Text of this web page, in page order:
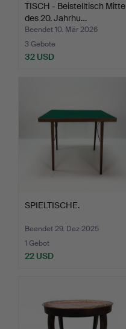
TISCH - Beistelltisch Mitte
des 20. Jahrhu…
Beendet 10. Mär 2026
3 Gebote
32 USD
SPIELTISCHE.
Beendet 29. Dez 2025
1 Gebot
22 USD